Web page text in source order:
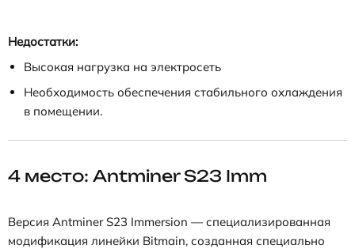
Недостатки:
Высокая нагрузка на электросеть
Необходимость обеспечения стабильного охлаждения
в помещении.
4 место: Antminer S23 Imm
Версия Antminer S23 Immersion — специализированная
модификация линейки Bitmain, созданная специально